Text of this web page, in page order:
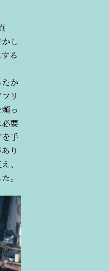
し
る
か
リ
っ
要
手
り
、
。